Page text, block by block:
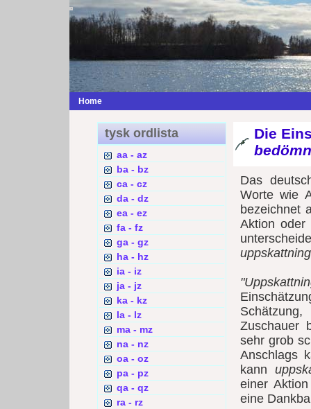
Home
tysk ordlista
aa - az
ba - bz
ca - cz
da - dz
ea - ez
fa - fz
ga - gz
ha - hz
ia - iz
ja - jz
ka - kz
la - lz
ma - mz
na - nz
oa - oz
pa - pz
qa - qz
ra - rz
Die
Das
Worte wie
bezeichnet
Aktion oder
uppskattning
Zuschauer
sehr grob
Anschlags
kann
einer
eine